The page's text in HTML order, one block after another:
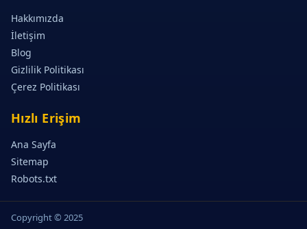
Hakkımızda
İletişim
Blog
Gizlilik Politikası
Çerez Politikası
Hızlı Erişim
Ana Sayfa
Sitemap
Robots.txt
Copyright © 2025